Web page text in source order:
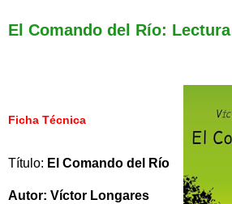
El Comando del Río:
Ficha Técnica
Título: El Comando del Río
Autor: Víctor Longares